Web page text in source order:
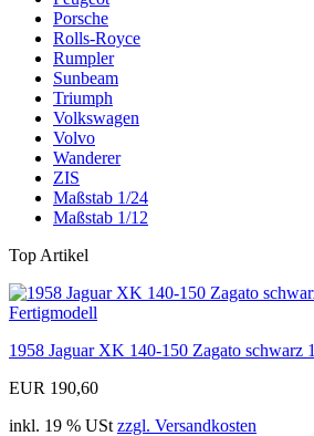
Porsche
Rolls-Royce
Rumpler
Sunbeam
Triumph
Volkswagen
Volvo
Wanderer
ZIS
Maßstab 1/24
Maßstab 1/12
Top Artikel
1958 Jaguar XK 140-150 Zagato schwarz
EUR 190,60
inkl. 19 % USt zzgl. Versandkosten